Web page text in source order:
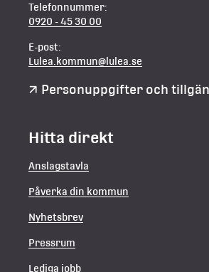
Telefonnummer:
0920 - 45 30 00
E-post:
Lulea.kommun@lulea.se
Personuppgifter och
Hitta direkt
Anslagstavla
Påverka din kommun
Nyhetsbrev
Pressrum
Lediga jobb